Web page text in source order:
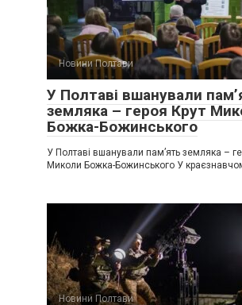
Новини Полтави
У Полтаві вшанували
земляка – героя Крут
Божка-Божинського
У Полтаві вшанували пам’ять земляка –
Миколи Божка-Божинського У
Новини Полтави